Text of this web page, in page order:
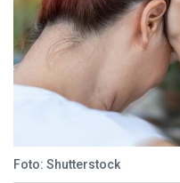
Foto: Shutterstock